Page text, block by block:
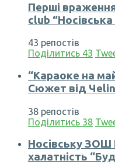
Перші
club “Носівська
43 репостів
Поділитись 43
“Караоке на
Сюжет від
38 репостів
Поділитись 38
Носівську ЗОШ
халатність